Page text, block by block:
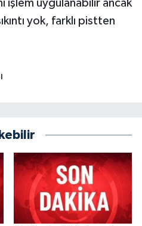
işlem uygulanabilir ancak
yok, farklı pistten